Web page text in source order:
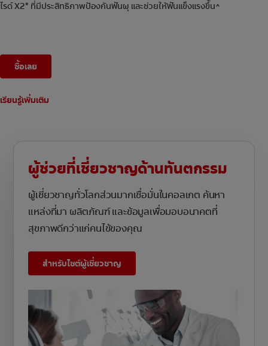
ไรด์ X2* ที่มีประสิทธิภาพป้องกันฟันผุ และช่วยให้ฟันแข็งแรงขึ้น^
ซื้อเลย
เรียนรู้เพิ่มเติม
ผู้ช่วยที่เชี่ยวชาญด้านทันตกรรม
ผู้เชี่ยวชาญทั่วโลกส่วนมากเชื่อมั่นในคอลเกต ค้นหา
แหล่งที่มา ผลิตภัณฑ์ และข้อมูลเพื่อมอบอนาคตที่
สุขภาพดีกว่าแก่คนไข้ของคุณ
สำหรับไซต์ผู้เชี่ยวชาญ